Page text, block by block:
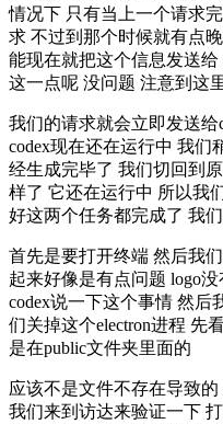
情况下 只有当上一个请求
求 不过到那个时候就有点
能现在就把这个信息发送给
这一点呢 没问题 注意到这
我们的请求就会立即发送给
codex现在还在运行中 我们
经生成完毕了 我们切回到
样了 它还在运行中 所以我
好这两个任务都完成了 我
首先是要打开终端 然后我
起来好像是有点问题 logo
codex说一下这个事情 然后
们关掉这个electron进程 先
是在public文件夹里面的
应该不是文件不存在导致
我们来到访达来验证一下